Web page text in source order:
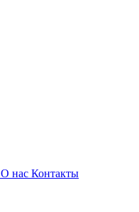
О нас Контакты